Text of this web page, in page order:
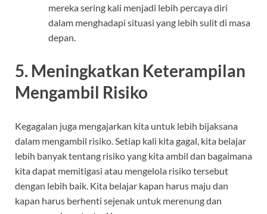
mereka sering kali menjadi lebih percaya diri
dalam menghadapi situasi yang lebih sulit di masa
depan.
5. Meningkatkan Keterampilan
Mengambil Risiko
Kegagalan juga mengajarkan kita untuk lebih bijaksana
dalam mengambil risiko. Setiap kali kita gagal, kita belajar
lebih banyak tentang risiko yang kita ambil dan bagaimana
kita dapat memitigasi atau mengelola risiko tersebut
dengan lebih baik. Kita belajar kapan harus maju dan
kapan harus berhenti sejenak untuk merenung dan